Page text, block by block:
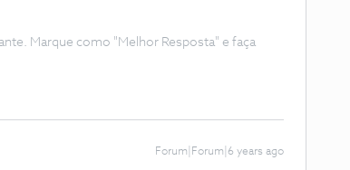
Marque como "Melhor Resposta" e faça
Forum|Forum|6 years ago